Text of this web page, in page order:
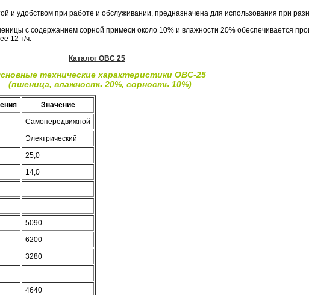
и удобством при работе и обслуживании, предназначена для использования при
с содержанием сорной примеси около 10% и влажности 20% обеспечивается
12 т/ч.
Каталог ОВС 25
технические характеристики ОВС-25
(пшеница, влажность 20%, сорность 10%)
Значение
Самопередвижной
Электрический
25,0
14,0
5090
6200
3280
4640